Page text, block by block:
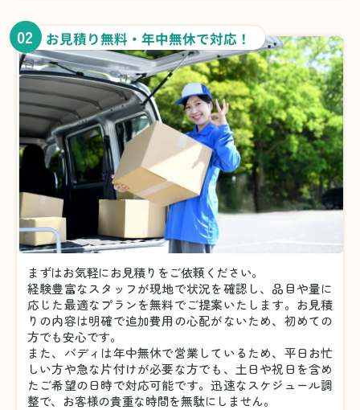
02 お見積り無料・年中無休で対応！
まずはお気軽にお見積りをご依頼ください。
経験豊富なスタッフが現地で状況を確認し、品目や量に
応じた最適なプランを無料でご提案いたします。お見積
りの内容は明確で追加費用の心配がないため、初めての
方でも安心です。
また、バディは年中無休で営業しているため、平日お忙
しい方や急な片付けが必要な方でも、土日や祝日を含め
たご希望の日時で対応可能です。迅速なスケジュール調
整で、お客様の貴重な時間を無駄にしません。